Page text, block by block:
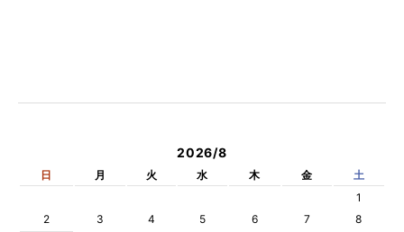
2026/8
日 月 火 水 木 金
土
1
2
3 4 5 6 7
8